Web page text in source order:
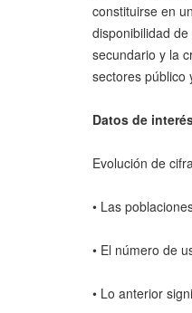
constituirse en
disponibilidad
secundario y la
sectores público
Datos de
Evolución de
• Las
• El número de
• Lo anterior